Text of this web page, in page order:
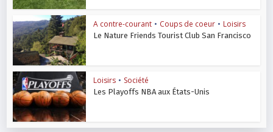
A contre-courant • Coups de coeur • Loisirs
Le Nature Friends Tourist Club San Francisco
Loisirs • Société
Les Playoffs NBA aux États-Unis